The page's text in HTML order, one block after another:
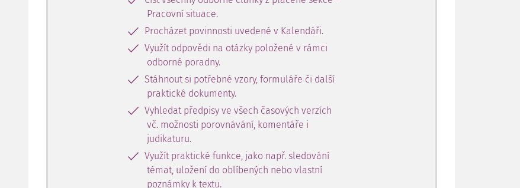
Pracovní situace.
Procházet povinnosti uvedené v Kalendáři.
Využít odpovědi na otázky položené v rámci
odborné poradny.
Stáhnout si potřebné vzory, formuláře či další
praktické dokumenty.
Vyhledat předpisy ve všech časových verzích
vč. možnosti porovnávání, komentáře i
judikaturu.
Využít praktické funkce, jako např. sledování
témat, uložení do oblíbených nebo vlastní
poznámky k textu.